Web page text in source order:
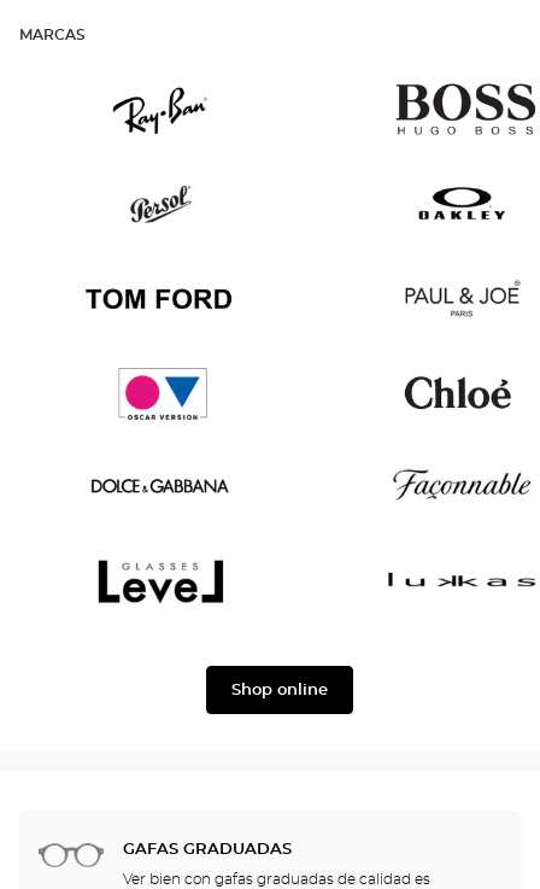
MARCAS
Shop online
GAFAS GRADUADAS
Ver bien con gafas graduadas de calidad es